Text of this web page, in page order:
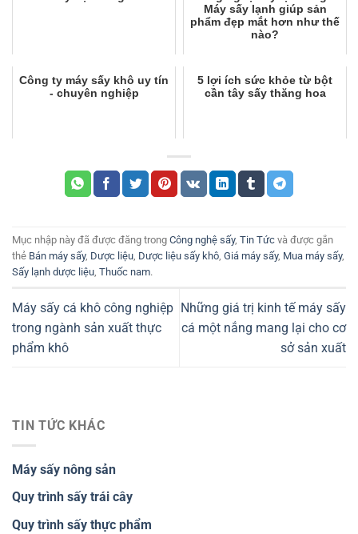
Máy sấy lạnh giúp sản
phẩm đẹp mắt hơn như thế
nào?
Công ty máy sấy khô uy tín
- chuyên nghiệp
5 lợi ích sức khỏe từ bột
cần tây sấy thăng hoa
Mục nhập này đã được đăng trong Công nghệ sấy, Tin Tức và được gắn
thẻ Bán máy sấy, Dược liệu, Dược liệu sấy khô, Giá máy sấy, Mua máy sấy,
Sấy lạnh dược liệu, Thuốc nam.
Máy sấy cá khô công nghiệp
trong ngành sản xuất thực
phẩm khô
Những giá trị kinh tế máy sấy
cá một nắng mang lại cho cơ
sở sản xuất
TIN TỨC KHÁC
Máy sấy nông sản
Quy trình sấy trái cây
Quy trình sấy thực phẩm